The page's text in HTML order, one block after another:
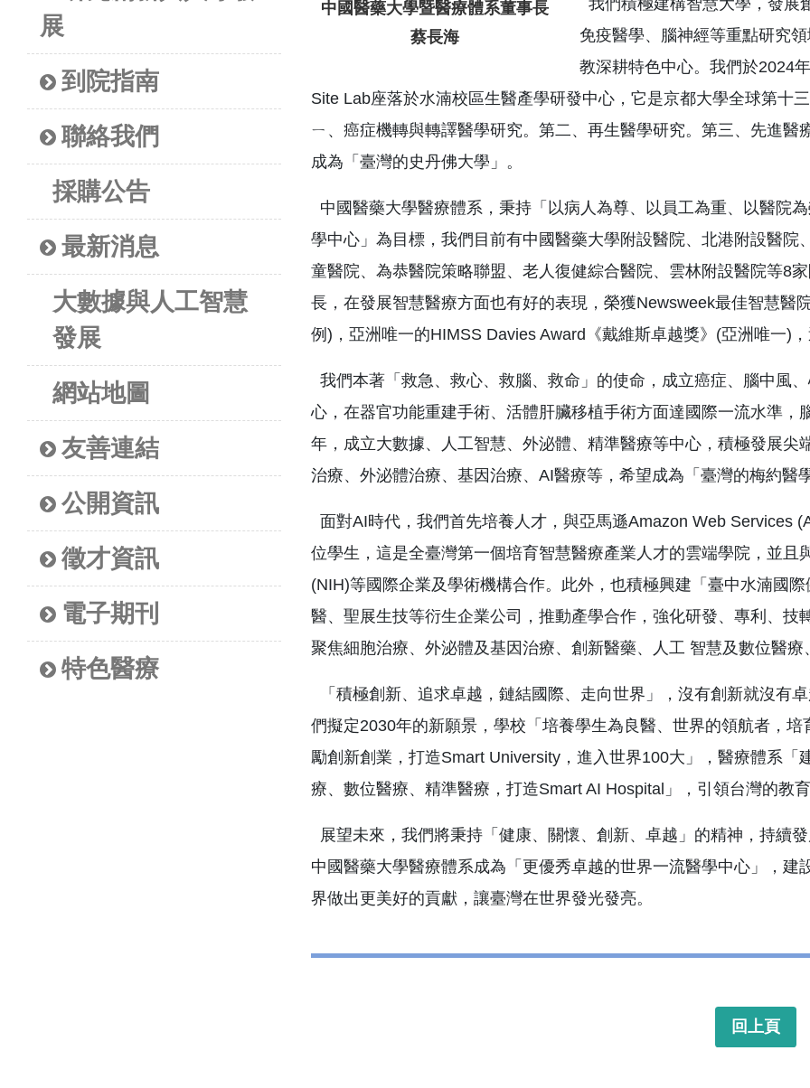
展
到院指南
聯絡我們
採購公告
最新消息
大數據與人工智慧
發展
網站地圖
友善連結
公開資訊
徵才資訊
電子期刊
特色醫療
中國醫藥大學暨醫療體系董事長
蔡長海
免疫醫學、腦神經等重點研究
教深耕特色中心。我們於2024
Site Lab座落於水湳校區生醫產學研發中心，它是京都大學全球第十
ㄧ、癌症機轉與轉譯醫學研究。第二、再生醫學研究。第三、先進
成為「臺灣的史丹佛大學」。
中國醫藥大學醫療體系，秉持「以病人為尊、以員工為重、以醫院
學中心」為目標，我們目前有中國醫藥大學附設醫院、北港附設醫
童醫院、為恭醫院策略聯盟、老人復健綜合醫院、雲林附設醫院等8
長，在發展智慧醫療方面也有好的表現，榮獲Newsweek最佳智慧醫
例)，亞洲唯一的HIMSS Davies Award《戴維斯卓越獎》(亞洲唯一)
我們本著「救急、救心、救腦、救命」的使命，成立癌症、腦中風
心，在器官功能重建手術、活體肝臟移植手術方面達國際一流水準
年，成立大數據、人工智慧、外泌體、精準醫療等中心，積極發展
治療、外泌體治療、基因治療、AI醫療等，希望成為「臺灣的梅約醫
面對AI時代，我們首先培養人才，與亞馬遜Amazon Web Services
位學生，這是全臺灣第一個培育智慧醫療產業人才的雲端學院，並
(NIH)等國際企業及學術機構合作。此外，也積極興建「臺中水湳國
醫、聖展生技等衍生企業公司，推動產學合作，強化研發、專利、
聚焦細胞治療、外泌體及基因治療、創新醫藥、人工 智慧及數位醫療
「積極創新、追求卓越，鏈結國際、走向世界」，沒有創新就沒有
們擬定2030年的新願景，學校「培養學生為良醫、世界的領航者，
勵創新創業，打造Smart University，進入世界100大」，醫療體系
療、數位醫療、精準醫療，打造Smart AI Hospital」，引領台灣的教
展望未來，我們將秉持「健康、關懷、創新、卓越」的精神，持續
中國醫藥大學醫療體系成為「更優秀卓越的世界一流醫學中心」，
界做出更美好的貢獻，讓臺灣在世界發光發亮。
回上頁